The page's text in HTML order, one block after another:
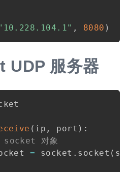
, 8080 )
UDP 服务器
( ip , port ) :
socket 对象
= socket . socket (